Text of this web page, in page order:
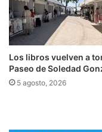
Los libros vuelven a
Paseo de Soledad
5 agosto, 2026